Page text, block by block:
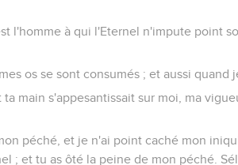
l'homme à qui l'Eternel n'impute point
os se sont consumés ; et aussi quand
main s'appesantissait sur moi, ma
péché, et je n'ai point caché mon
; et tu as ôté la peine de mon péché.